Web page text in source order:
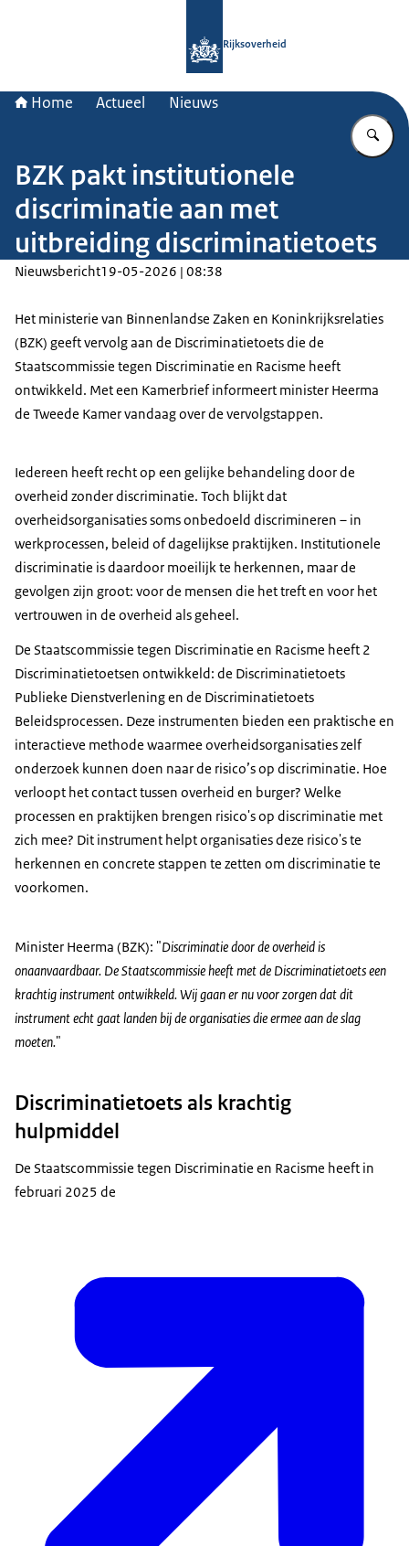
Rijksoverheid
Home Actueel Nieuws
BZK pakt institutionele
discriminatie aan met
uitbreiding discriminatietoets
Nieuwsbericht19-05-2026 | 08:38
Het ministerie van Binnenlandse Zaken en Koninkrijksrelaties
(BZK) geeft vervolg aan de Discriminatietoets die de
Staatscommissie tegen Discriminatie en Racisme heeft
ontwikkeld. Met een Kamerbrief informeert minister Heerma
de Tweede Kamer vandaag over de vervolgstappen.
Iedereen heeft recht op een gelijke behandeling door de
overheid zonder discriminatie. Toch blijkt dat
overheidsorganisaties soms onbedoeld discrimineren – in
werkprocessen, beleid of dagelijkse praktijken. Institutionele
discriminatie is daardoor moeilijk te herkennen, maar de
gevolgen zijn groot: voor de mensen die het treft en voor het
vertrouwen in de overheid als geheel.
De Staatscommissie tegen Discriminatie en Racisme heeft 2
Discriminatietoetsen ontwikkeld: de Discriminatietoets
Publieke Dienstverlening en de Discriminatietoets
Beleidsprocessen. Deze instrumenten bieden een praktische en
interactieve methode waarmee overheidsorganisaties zelf
onderzoek kunnen doen naar de risico’s op discriminatie. Hoe
verloopt het contact tussen overheid en burger? Welke
processen en praktijken brengen risico's op discriminatie met
zich mee? Dit instrument helpt organisaties deze risico's te
herkennen en concrete stappen te zetten om discriminatie te
voorkomen.
Minister Heerma (BZK): "Discriminatie door de overheid is
onaanvaardbaar. De Staatscommissie heeft met de Discriminatietoets een
krachtig instrument ontwikkeld. Wij gaan er nu voor zorgen dat dit
instrument echt gaat landen bij de organisaties die ermee aan de slag
moeten."
Discriminatietoets als krachtig
hulpmiddel
De Staatscommissie tegen Discriminatie en Racisme heeft in
februari 2025 de